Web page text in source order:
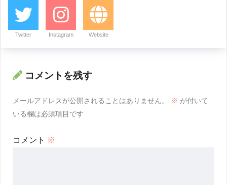
Twitter Instagram Website
コメントを残す
メールアドレスが公開されることはありません。 ※ が付いて
いる欄は必須項目です
コメント ※